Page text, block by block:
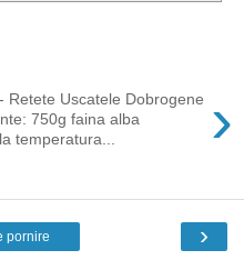
›
Retete Uscatele Dobrogene
750g faina alba
temperatura...
›
pornire